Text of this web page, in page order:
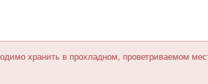
хранить в прохладном, проветриваемом